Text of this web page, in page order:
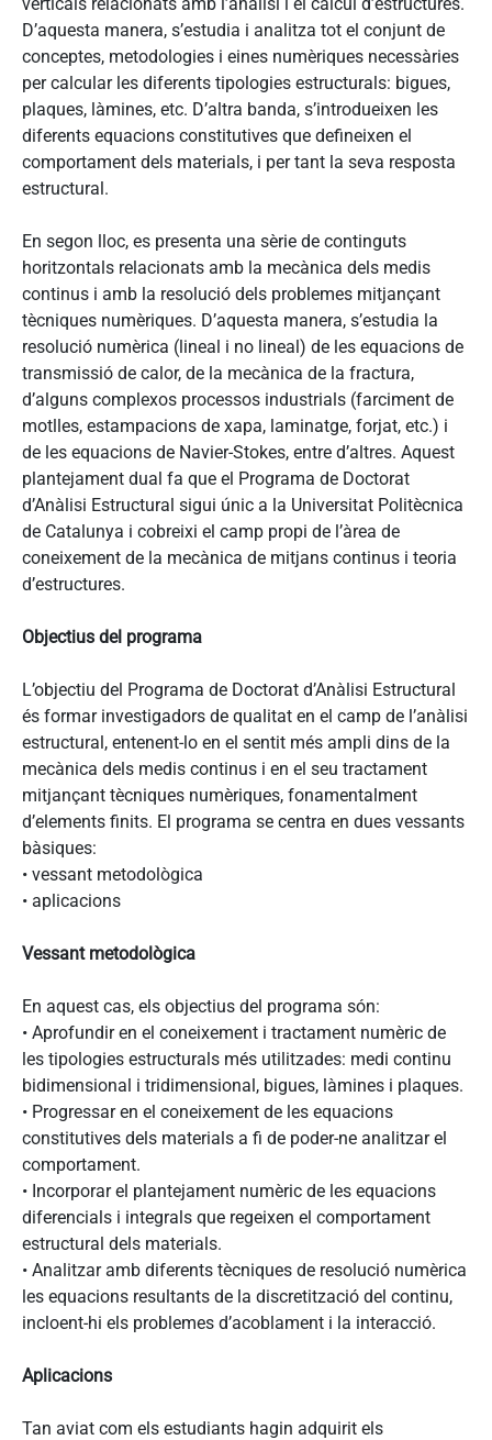
D’aquesta manera, s’estudia i analitza tot el conjunt de
conceptes, metodologies i eines numèriques necessàries
per calcular les diferents tipologies estructurals: bigues,
plaques, làmines, etc. D’altra banda, s’introdueixen les
diferents equacions constitutives que defineixen el
comportament dels materials, i per tant la seva resposta
estructural.
En segon lloc, es presenta una sèrie de continguts
horitzontals relacionats amb la mecànica dels medis
continus i amb la resolució dels problemes mitjançant
tècniques numèriques. D’aquesta manera, s’estudia la
resolució numèrica (lineal i no lineal) de les equacions de
transmissió de calor, de la mecànica de la fractura,
d’alguns complexos processos industrials (farciment de
motlles, estampacions de xapa, laminatge, forjat, etc.) i
de les equacions de Navier-Stokes, entre d’altres. Aquest
plantejament dual fa que el Programa de Doctorat
d’Anàlisi Estructural sigui únic a la Universitat Politècnica
de Catalunya i cobreixi el camp propi de l’àrea de
coneixement de la mecànica de mitjans continus i teoria
d’estructures.
Objectius del programa
L’objectiu del Programa de Doctorat d’Anàlisi Estructural
és formar investigadors de qualitat en el camp de l’anàlisi
estructural, entenent-lo en el sentit més ampli dins de la
mecànica dels medis continus i en el seu tractament
mitjançant tècniques numèriques, fonamentalment
d’elements finits. El programa se centra en dues vessants
bàsiques:
• vessant metodològica
• aplicacions
Vessant metodològica
En aquest cas, els objectius del programa són:
• Aprofundir en el coneixement i tractament numèric de
les tipologies estructurals més utilitzades: medi continu
bidimensional i tridimensional, bigues, làmines i plaques.
• Progressar en el coneixement de les equacions
constitutives dels materials a fi de poder-ne analitzar el
comportament.
• Incorporar el plantejament numèric de les equacions
diferencials i integrals que regeixen el comportament
estructural dels materials.
• Analitzar amb diferents tècniques de resolució numèrica
les equacions resultants de la discretització del continu,
incloent-hi els problemes d’acoblament i la interacció.
Aplicacions
Tan aviat com els estudiants hagin adquirit els